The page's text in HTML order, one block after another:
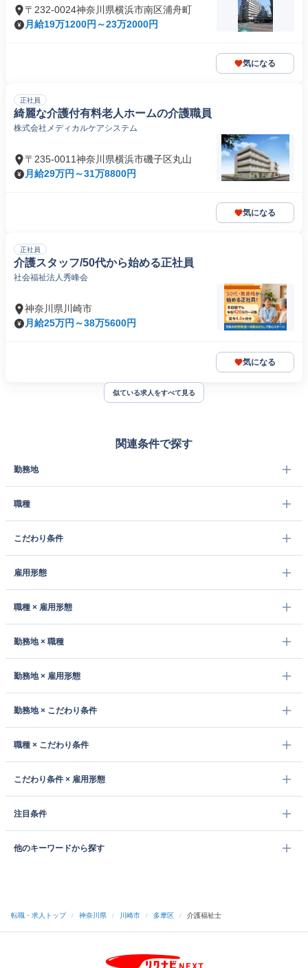
〒232-0024神奈川県横浜市南区浦舟町
月給19万1200円～23万2000円
気になる
正社員
綺麗な介護付有料老人ホームの介護職員
株式会社メディカルケアシステム
〒235-0011神奈川県横浜市磯子区丸山
月給29万円～31万8800円
気になる
正社員
介護スタッフ/50代から始める正社員
社会福祉法人秀峰会
神奈川県川崎市
月給25万円～38万5600円
気になる
似ている求人をすべて見る
関連条件で探す
勤務地
職種
こだわり条件
雇用形態
職種 × 雇用形態
勤務地 × 職種
勤務地 × 雇用形態
勤務地 × こだわり条件
職種 × こだわり条件
こだわり条件 × 雇用形態
注目条件
他のキーワードから探す
転職・求人トップ / 神奈川県 / 川崎市 / 多摩区 / 介護福祉士